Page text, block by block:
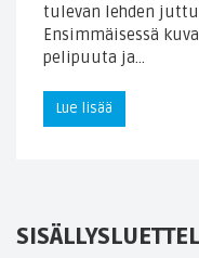
tulevan lehden
Ensimmäisessä
pelipuuta ja…
Lue lisää